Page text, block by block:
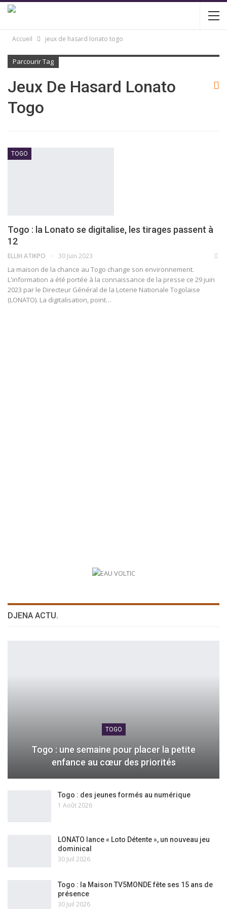
Accueil jeux de hasard lonato togo
Parcourir Tag
Jeux De Hasard Lonato
Togo
TOGO
Togo : la Lonato se digitalise, les tirages passent à
12
ELLIH ATIKPO 30 Juin 2023
La maison de la chance au Togo change son environnement.
L'information a été portée à la connaissance de la presse ce 29 juin
2023 par le Directeur Général de la Loterie Nationale Togolaise
(LONATO). La digitalisation, point…
DJENA ACTU.
TOGO
Togo : une semaine pour placer la petite
enfance au cœur des priorités
Togo : des jeunes formés au numérique
1 Août 2026
LONATO lance « Loto Détente », un nouveau jeu
dominical
30 Juil 2026
Togo : la Maison TV5MONDE fête ses 15 ans de
présence
30 Juil 2026